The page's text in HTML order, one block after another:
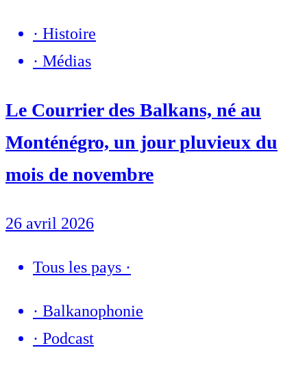
· Histoire
· Médias
Le Courrier des Balkans, né au
Monténégro, un jour pluvieux du
mois de novembre
26 avril 2026
Tous les pays ·
· Balkanophonie
· Podcast